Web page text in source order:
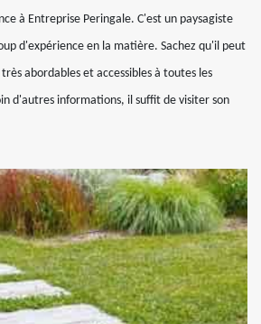
à Entreprise Peringale. C'est un paysagiste
d'expérience en la matière. Sachez qu'il peut
abordables et accessibles à toutes les
d'autres informations, il suffit de visiter son